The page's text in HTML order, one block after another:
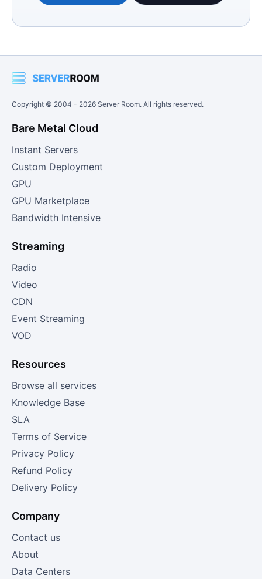
Copyright © 2004 - 2026 Server Room. All rights reserved.
Bare Metal Cloud
Instant Servers
Custom Deployment
GPU
GPU Marketplace
Bandwidth Intensive
Streaming
Radio
Video
CDN
Event Streaming
VOD
Resources
Browse all services
Knowledge Base
SLA
Terms of Service
Privacy Policy
Refund Policy
Delivery Policy
Company
Contact us
About
Data Centers